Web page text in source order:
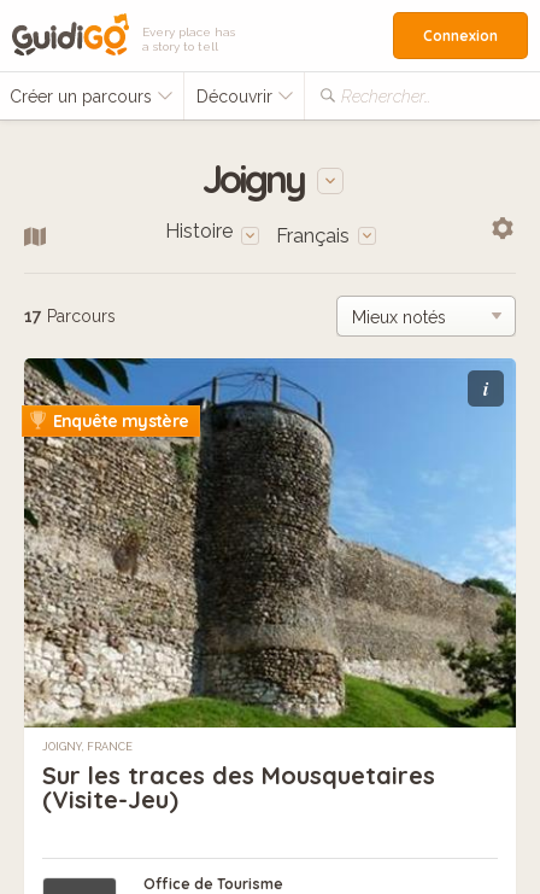
Every place has
a story to tell
Créer un parcours Découvrir Rechercher…
Connexion
Joigny
Histoire Français
17 Parcours
i
Enquête mystère
JOIGNY, FRANCE
Sur les traces des Mousquetaires
(Visite-Jeu)
Office de Tourisme